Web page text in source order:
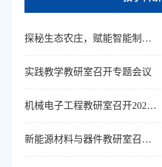
探秘生态农庄，赋能智能制造——机器人工程教研室赴桂林和记农庄有限责任公司调研
实践教学教研室召开专题会议
机械电子工程教研室召开2025-2026学年第二学期开学工作部署会议
新能源材料与器件教研室召开2025-2026学年第二学期工作部署会议